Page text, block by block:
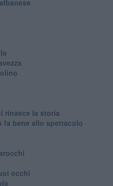
rinasce la storia
fa bene allo spettacolo
occhi